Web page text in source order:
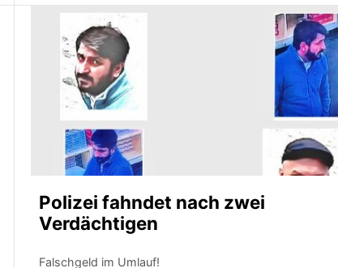
Polizei fahndet nach zwei
Verdächtigen
Falschgeld im Umlauf!